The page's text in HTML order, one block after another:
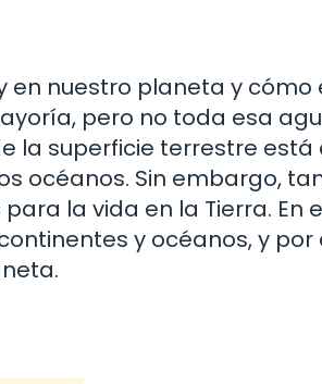
en nuestro planeta y cómo
pero no toda esa
la superficie terrestre
océanos. Sin embargo,
la vida en la Tierra. En
y océanos, y por